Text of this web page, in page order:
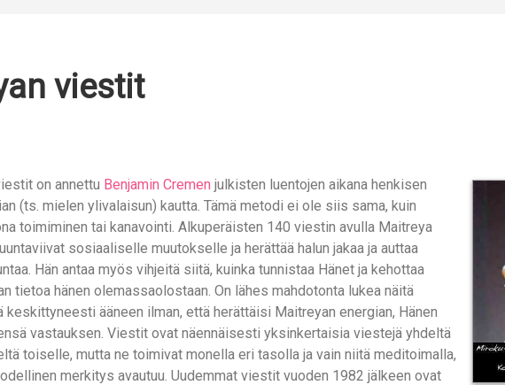
viestit
on annettu Benjamin Cremen julkisten luentojen aikana henkisen
(ts. mielen ylivalaisun) kautta. Tämä metodi ei ole siis sama, kuin
toimiminen tai kanavointi. Alkuperäisten 140 viestin avulla Maitreya
sosiaaliselle muutokselle ja herättää halun jakaa ja auttaa
Hän antaa myös vihjeitä siitä, kuinka tunnistaa Hänet ja kehottaa
tietoa hänen olemassaolostaan. On lähes mahdotonta lukea näitä
keskittyneesti ääneen ilman, että herättäisi Maitreyan energian, Hänen
vastauksen. Viestit ovat näennäisesti yksinkertaisia viestejä yhdeltä
toiselle, mutta ne toimivat monella eri tasolla ja vain niitä meditoimalla,
merkitys avautuu. Uudemmat viestit vuoden 1982 jälkeen ovat